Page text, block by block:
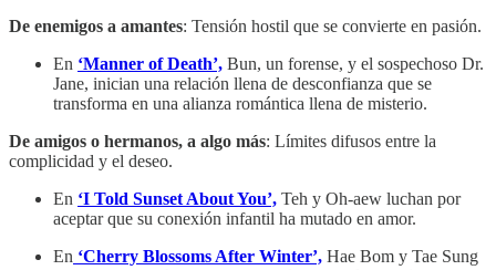
De enemigos a amantes: Tensión hostil que se convierte en pasión.
En ‘Manner of Death’, Bun, un forense, y el sospechoso Dr.
Jane, inician una relación llena de desconfianza que se
transforma en una alianza romántica llena de misterio.
De amigos o hermanos, a algo más: Límites difusos entre la
complicidad y el deseo.
En ‘I Told Sunset About You’, Teh y Oh-aew luchan por
aceptar que su conexión infantil ha mutado en amor.
En ‘Cherry Blossoms After Winter’, Hae Bom y Tae Sung